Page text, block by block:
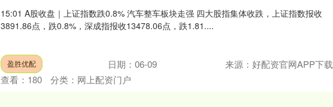
15:01 A股收盘｜上证指数跌0.8% 汽车整车板块走强 四大股指集体收跌，上证指数报收
3891.86点，跌0.8%，深成指报收13478.06点，跌1.81....
盈胜优配 日期：06-09
来源：好配资官网APP下载
查看： 180 分类： 网上配资门户